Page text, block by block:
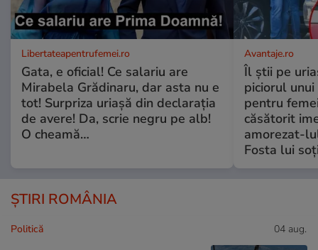
Libertateapentrufemei.ro
Gata, e oficial! Ce salariu are
Mirabela Grădinaru, dar asta nu e
tot! Surpriza uriașă din declarația
de avere! Da, scrie negru pe alb!
O cheamă…
Avantaje.ro
Îl știi pe
piciorul
pentru
căsătorit
amorezat-
Fosta lui
ȘTIRI ROMÂNIA
Politică 04 aug.